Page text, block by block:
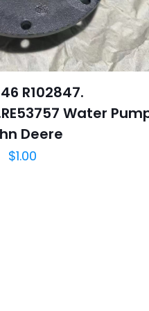
R102847.
Water
Deere
$1.00